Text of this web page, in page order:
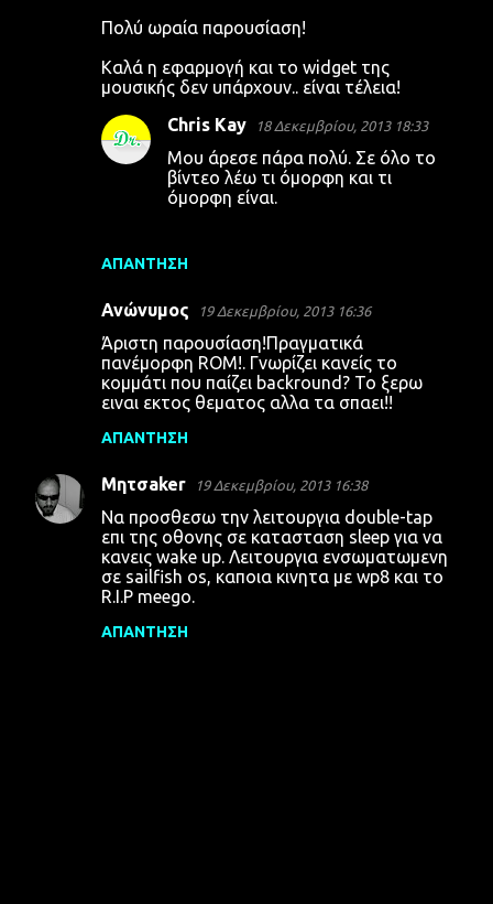
Πολύ ωραία παρουσίαση!
Καλά η εφαρμογή και το widget της
μουσικής δεν υπάρχουν.. είναι τέλεια!
ΑΠΆΝΤΗΣΗ
Chris Kay 18 Δεκεμβρίου, 2013 18:33
Μου άρεσε πάρα πολύ. Σε όλο το
βίντεο λέω τι όμορφη και τι
όμορφη είναι.
Ανώνυμος 19 Δεκεμβρίου, 2013 16:36
Άριστη παρουσίαση!Πραγματικά
πανέμορφη ROM!. Γνωρίζει κανείς το
κομμάτι που παίζει backround? Το ξερω
ειναι εκτος θεματος αλλα τα σπαει!!
ΑΠΆΝΤΗΣΗ
Μητσaker 19 Δεκεμβρίου, 2013 16:38
Να προσθεσω την λειτουργια double-tap
επι της οθονης σε κατασταση sleep για να
κανεις wake up. Λειτουργια ενσωματωμενη
σε sailfish os, καποια κινητα με wp8 και το
R.I.P meego.
ΑΠΆΝΤΗΣΗ